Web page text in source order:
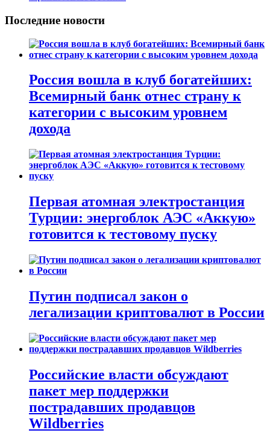
Последние новости
Россия вошла в клуб богатейших:
Всемирный банк отнес страну к
категории с высоким уровнем
дохода
Первая атомная электростанция
Турции: энергоблок АЭС «Аккую»
готовится к тестовому пуску
Путин подписал закон о
легализации криптовалют в России
Российские власти обсуждают
пакет мер поддержки
пострадавших продавцов
Wildberries